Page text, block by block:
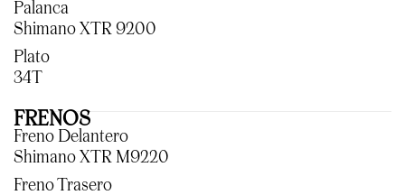
Palanca
Shimano XTR 9200
Plato
34T
FRENOS
Freno Delantero
Shimano XTR M9220
Freno Trasero